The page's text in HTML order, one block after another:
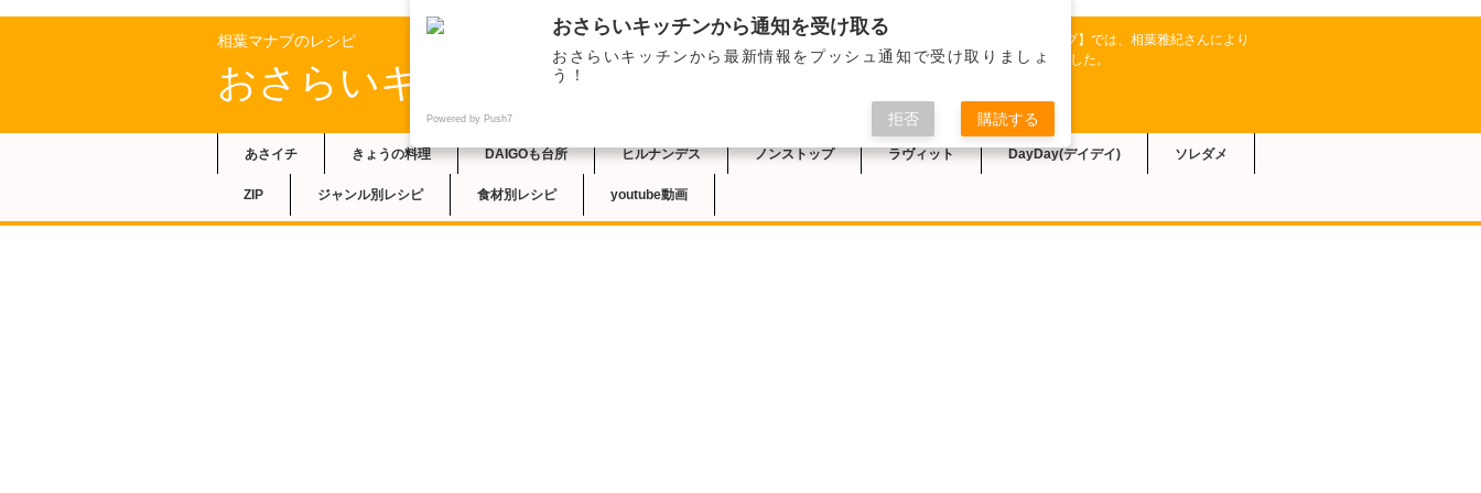
相葉マナブのレシピ
おさらいキッチン
2023/8/20のテレビ朝日系【相葉マナブ】では、相葉雅紀さんにより
「よだれナス」のレシピが紹介されました。
あさイチ きょうの料理 DAIGOも台所 ヒルナンデス ノンストップ ラヴィット DayDay(デイデイ) ソレダメ
ZIP ジャンル別レシピ 食材別レシピ youtube動画
おさらいキッチンから通知を受け取る
おさらいキッチンから最新情報をプッシュ通知で受け取りましょ
う！
Powered by Push7 拒否 購読する